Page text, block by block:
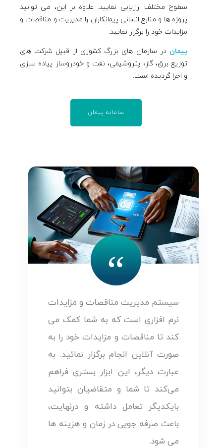
“
سیستم مدیریت مناقصات و مزایدات
نرم افزاری است که به شما کمک می
کند تا مناقصات و مزایدات خود را به
صورت آنلاین انجام برگزار نمائید. به
عبارت دیگر، این ابزار بستری فراهم
می‌کند تا شما و متقاضیان بتوانید
بایکدیگر تعامل داشته و درنهایت،
باعث صرفه جویی در زمان و هزینه ها
می شود.
سطوح مختلف ارزیابی نمایید. علاوه بر این، می توانید
پروژه ها و منابع انسانی پیمانکاران را مدیریت و مناقصات و
مزایدات خود را برگزار نمایید.
پیمان در سازمان های بزرگ کشوری از قبیل شرکت های
توزیع برق، گاز، پتروشیمی، نفت و خودروساز پیاده سازی
و اجرا گردیده است.
سامانه پیمان